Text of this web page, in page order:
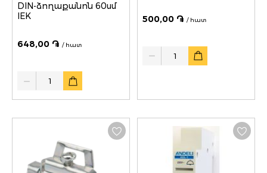
DIN-ձողաքանոն 60սմ
IEK
648,00 ֏ / հատ
Quantity
500,00 ֏ / հատ
Quantity